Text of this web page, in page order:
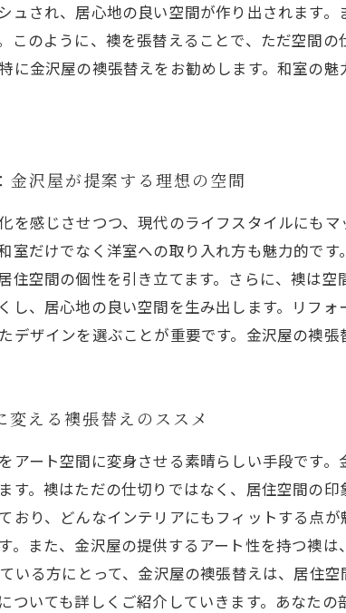
ュされ、居心地の良い空間が作り出されます
このように、襖を張替えることで、ただ空間
に金沢屋の襖張替えをお勧めします。和室の
金沢屋が提案する理想の空間
を感じさせつつ、現代のライフスタイルにも
室だけでなく洋室への取り入れ方も魅力的で
住空間の個性を引き立てます。さらに、襖は
し、居心地の良い空間を生み出します。リフ
デザインを選ぶことが重要です。金沢屋の襖
える襖張替えのススメ
アート空間に変身させる素晴らしい手段です
す。襖はただの仕切りではなく、居住空間の
おり、どんなインテリアにもフィットする点
。また、金沢屋の提供するアート性を持つ襖
いる方にとって、金沢屋の襖張替えは、居住
ついても詳しくご紹介していきます。あなた